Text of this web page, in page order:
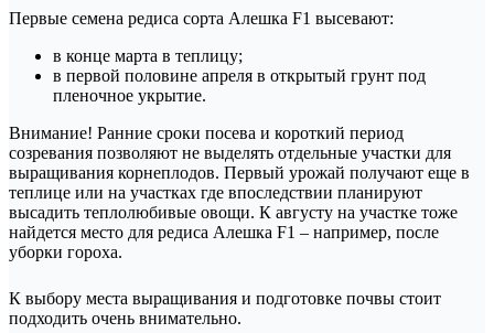
Первые семена редиса сорта Алешка F1 высевают:
в конце марта в теплицу;
в первой половине апреля в открытый грунт под
пленочное укрытие.
Внимание! Ранние сроки посева и короткий период
созревания позволяют не выделять отдельные участки для
выращивания корнеплодов. Первый урожай получают еще в
теплице или на участках где впоследствии планируют
высадить теплолюбивые овощи. К августу на участке тоже
найдется место для редиса Алешка F1 – например, после
уборки гороха.
К выбору места выращивания и подготовке почвы стоит
подходить очень внимательно.